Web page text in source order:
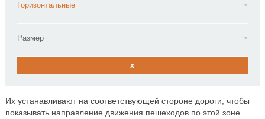
Горизонтальные
Размер
x
Их устанавливают на соответствующей стороне дороги, чтобы
показывать направление движения пешеходов по этой зоне.